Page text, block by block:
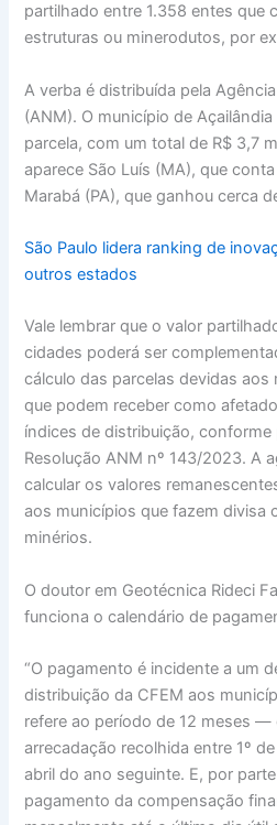
partilhado entre 1.358 entes que
estruturas ou minerodutos, por
A verba é distribuída pela
(ANM). O município de
parcela, com um total de R$ 3,7
aparece São Luís (MA), que
Marabá (PA), que ganhou cerca
São Paulo lidera ranking de
outros estados
Vale lembrar que o valor
cidades poderá ser
cálculo das parcelas devidas
que podem receber como
índices de distribuição,
Resolução ANM nº 143/2023. A
calcular os valores
aos municípios que fazem divisa
minérios.
O doutor em Geotécnica Rideci
funciona o calendário de
“O pagamento é incidente a um
distribuição da CFEM aos
refere ao período de 12 meses —
arrecadação recolhida entre 1º
abril do ano seguinte. E, por
pagamento da compensação